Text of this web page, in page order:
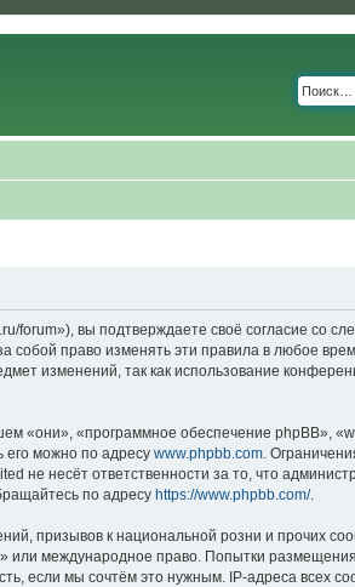
вы подтверждаете своё согласие со
право изменять эти правила в любое
изменений, так как использование
«они», «программное обеспечение phpBB»,
его можно по адресу www.phpbb.com .
не несёт ответственности за то, что
по адресу https://www.phpbb.com/.
призывов к национальной розни и прочих
или международное право. Попытки
если мы сочтём это нужным. IP-адреса всех